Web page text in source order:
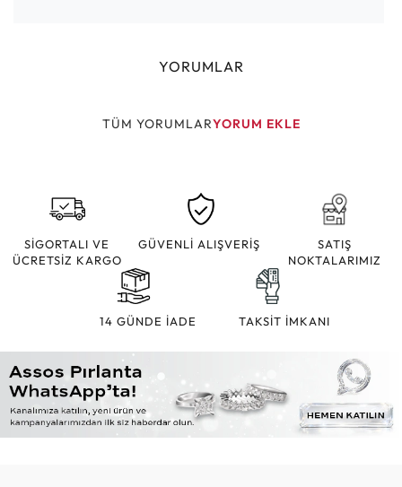
YORUMLAR
TÜM YORUMLARYORUM EKLE
SİGORTALI VE
ÜCRETSİZ KARGO
GÜVENLİ ALIŞVERİŞ
SATIŞ
NOKTALARIMIZ
14 GÜNDE İADE TAKSİT İMKANI